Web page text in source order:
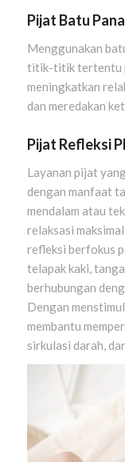
Pijat Batu
Menggunakan
titik-titik tertentu
meningkatkan
dan meredakan
Pijat Refleksi
Layanan pijat
dengan manfaat
mendalam atau
relaksasi
refleksi berfokus
telapak kaki,
berhubungan
Dengan
membantu
sirkulasi darah,